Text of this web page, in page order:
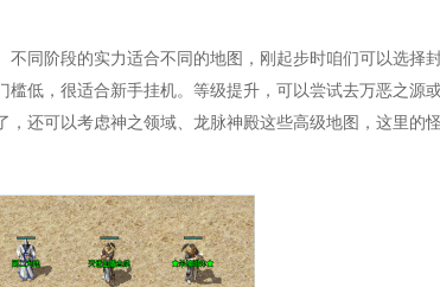
同阶段的实力适合不同的地图，刚起步时咱们可以选择
低，很适合新手挂机。等级提升，可以尝试去万恶之源
还可以考虑神之领域、龙脉神殿这些高级地图，这里的怪